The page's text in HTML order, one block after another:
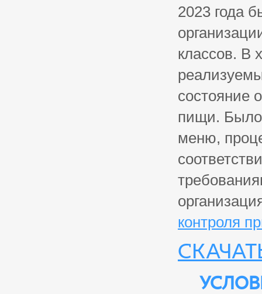
2023 года
классов. В
состояние
пищи. Было
меню,
контроля